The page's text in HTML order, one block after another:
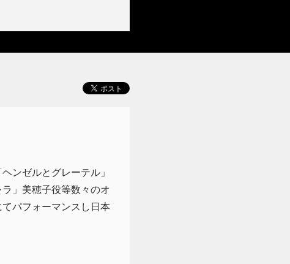
ンゼルとグレーテル」
」美穂子役等数々のオ
パフォーマンスし日本